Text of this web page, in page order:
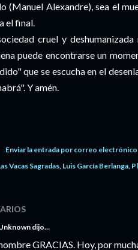
(Manuel Alexandre), sea el
el final.
cruel y
puede encontrarse un
que se escucha en el
Y amén.
Enviar la entrada por correo electrónico
Vacas Sagradas Luis García Berlanga
dijo…
GRACIAS. Hoy, por